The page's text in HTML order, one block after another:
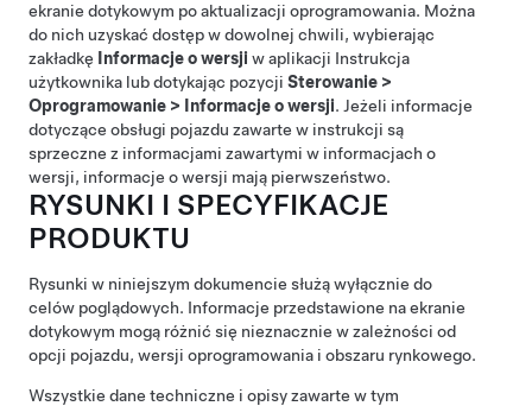
ekranie dotykowym po aktualizacji oprogramowania. Można
do nich uzyskać dostęp w dowolnej chwili, wybierając
zakładkę
Informacje o wersji w aplikacji Instrukcja
użytkownika lub dotykając pozycji Sterowanie >
Oprogramowanie > Informacje o wersji. Jeżeli informacje
dotyczące obsługi pojazdu zawarte w instrukcji są
sprzeczne z informacjami zawartymi w informacjach o
wersji, informacje o wersji mają pierwszeństwo.
RYSUNKI I SPECYFIKACJE
PRODUKTU
Rysunki w niniejszym dokumencie służą wyłącznie do
celów poglądowych. Informacje przedstawione na ekranie
dotykowym mogą różnić się nieznacznie w zależności od
opcji pojazdu, wersji oprogramowania i obszaru rynkowego.
Wszystkie dane techniczne i opisy zawarte w tym